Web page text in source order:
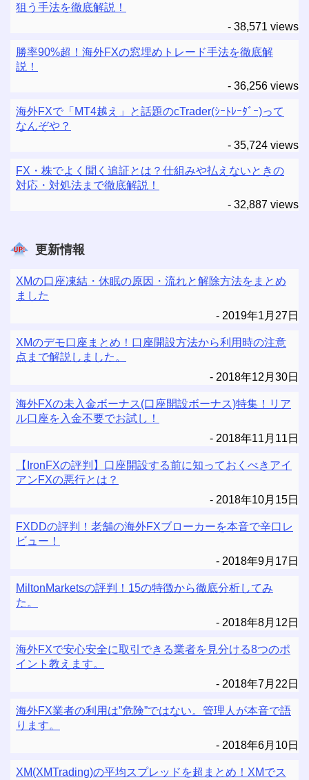
狙う手法を徹底解説！
- 38,571 views
勝率90%超！海外FXの窓埋めトレード手法を徹底解
説！
- 36,256 views
海外FXで「MT4越え」と話題のcTrader(ｼｰﾄﾚｰﾀﾞｰ)って
なんぞや？
- 35,724 views
FX・株でよく聞く追証とは？仕組みや払えないときの
対応・対処法まで徹底解説！
- 32,887 views
更新情報
XMの口座凍結・休眠の原因・流れと解除方法をまとめ
ました
2019年1月27日
XMのデモ口座まとめ！口座開設方法から利用時の注意
点まで解説しました。
2018年12月30日
海外FXの未入金ボーナス(口座開設ボーナス)特集！リア
ル口座を入金不要でお試し！
2018年11月11日
【IronFXの評判】口座開設する前に知っておくべきアイ
アンFXの悪行とは？
2018年10月15日
FXDDの評判！老舗の海外FXブローカーを本音で辛口レ
ビュー！
2018年9月17日
MiltonMarketsの評判！15の特徴から徹底分析してみ
た。
2018年8月12日
海外FXで安心安全に取引できる業者を見分ける8つのポ
イント教えます。
2018年7月22日
海外FX業者の利用は”危険”ではない。管理人が本音で語
ります。
2018年6月10日
XM(XMTrading)の平均スプレッドを超まとめ！XMでス